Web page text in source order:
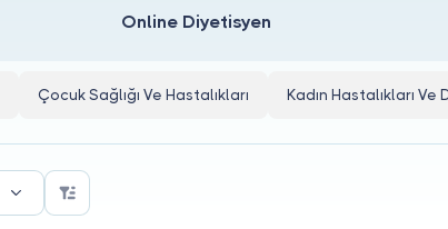
Online Diyetisyen
Çocuk Sağlığı Ve Hastalıkları Kadın Hastalıkları Ve